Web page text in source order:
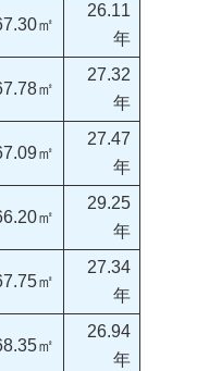
㎡
26.11
年
㎡
27.32
年
㎡
27.47
年
㎡
29.25
年
㎡
27.34
年
㎡
26.94
年